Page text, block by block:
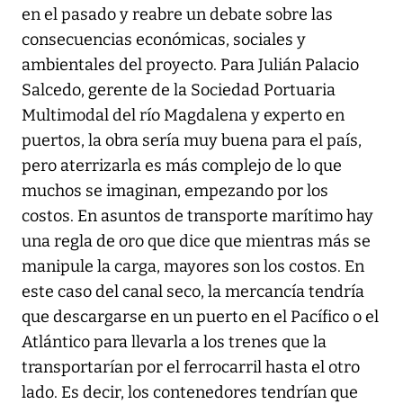
en el pasado y reabre un debate sobre las
consecuencias económicas, sociales y
ambientales del proyecto. Para Julián Palacio
Salcedo, gerente de la Sociedad Portuaria
Multimodal del río Magdalena y experto en
puertos, la obra sería muy buena para el país,
pero aterrizarla es más complejo de lo que
muchos se imaginan, empezando por los
costos. En asuntos de transporte marítimo hay
una regla de oro que dice que mientras más se
manipule la carga, mayores son los costos. En
este caso del canal seco, la mercancía tendría
que descargarse en un puerto en el Pacífico o el
Atlántico para llevarla a los trenes que la
transportarían por el ferrocarril hasta el otro
lado. Es decir, los contenedores tendrían que